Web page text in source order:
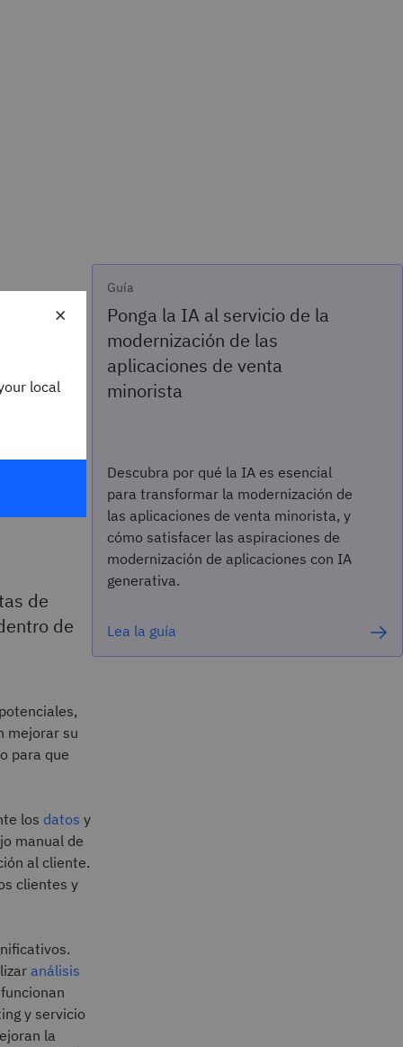
de
de
mejorar su
para que
los datos y
manual de
al cliente.
clientes y
análisis
y servicio
la
Guía
Ponga la IA al servicio de la
modernización de las
aplicaciones de venta
minorista
Descubra por qué la IA es esencial
para transformar la modernización de
las aplicaciones de venta minorista, y
cómo satisfacer las aspiraciones de
modernización de aplicaciones con IA
generativa.
Lea la guía
×
local